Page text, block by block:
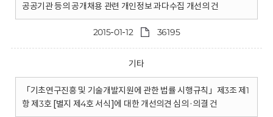
공공기관 등의 공개채용 관련 개인정보 과다수집 개선의 건
2015-01-12 36195
기타
「기초연구진흥 및 기술개발지원에 관한 법률 시행규칙」제3조 제1
항 제3호 [별지 제4호 서식]에 대한 개선의견 심의·의결 건